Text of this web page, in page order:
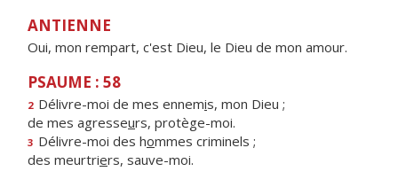
ANTIENNE
Oui, mon rempart, c'est Dieu, le Dieu de mon amour.
PSAUME : 58
2 Délivre-moi de mes ennemis, mon Dieu ;
de mes agresseurs, protège-moi.
3 Délivre-moi des hommes criminels ;
des meurtriers, sauve-moi.